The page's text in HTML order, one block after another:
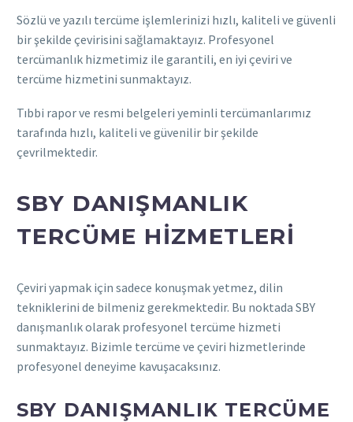
Sözlü ve yazılı tercüme işlemlerinizi hızlı, kaliteli ve güvenli
bir şekilde çevirisini sağlamaktayız. Profesyonel
tercümanlık hizmetimiz ile garantili, en iyi çeviri ve
tercüme hizmetini sunmaktayız.
Tıbbi rapor ve resmi belgeleri yeminli tercümanlarımız
tarafında hızlı, kaliteli ve güvenilir bir şekilde
çevrilmektedir.
SBY DANIŞMANLIK
TERCÜME HIZMETLERI
Çeviri yapmak için sadece konuşmak yetmez, dilin
tekniklerini de bilmeniz gerekmektedir. Bu noktada SBY
danışmanlık olarak profesyonel tercüme hizmeti
sunmaktayız. Bizimle tercüme ve çeviri hizmetlerinde
profesyonel deneyime kavuşacaksınız.
SBY DANIŞMANLIK TERCÜME